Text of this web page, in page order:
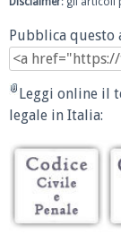
Pubblica questo
Leggi online il
legale in Italia: